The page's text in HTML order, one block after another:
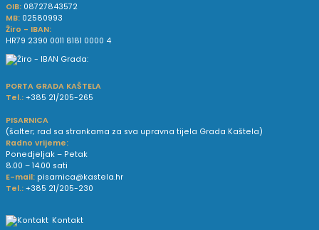
OIB: 08727843572
MB: 02580993
Žiro - IBAN:
HR79 2390 0011 8181 0000 4
PORTA GRADA KAŠTELA
Tel.: +385 21/205-265
PISARNICA
(šalter; rad sa strankama za sva upravna tijela Grada Kaštela)
Radno vrijeme:
Ponedjeljak – Petak
8.00 – 14.00 sati
E-mail: pisarnica@kastela.hr
Tel.: +385 21/205-230
Kontakt